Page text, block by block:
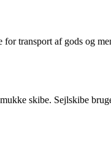
transport af gods og
skibe. Sejlskibe